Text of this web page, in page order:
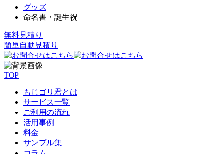
グッズ
命名書・誕生祝
無料見積り
簡単自動見積り
TOP
もじゴリ君とは
サービス一覧
ご利用の流れ
活用事例
料金
サンプル集